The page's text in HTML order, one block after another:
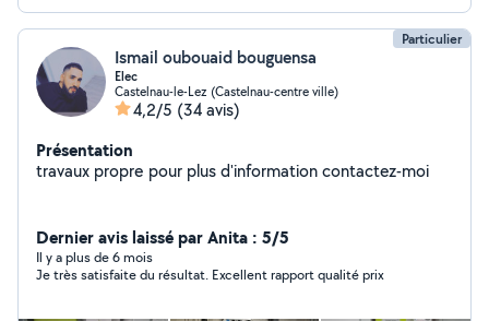
Particulier
Ismail oubouaid bouguensa
Elec
Castelnau-le-Lez (Castelnau-centre ville)
4,2/5 (34 avis)
Présentation
travaux propre pour plus d'information contactez-moi
Dernier avis laissé par Anita : 5/5
Il y a plus de 6 mois
Je très satisfaite du résultat. Excellent rapport qualité prix